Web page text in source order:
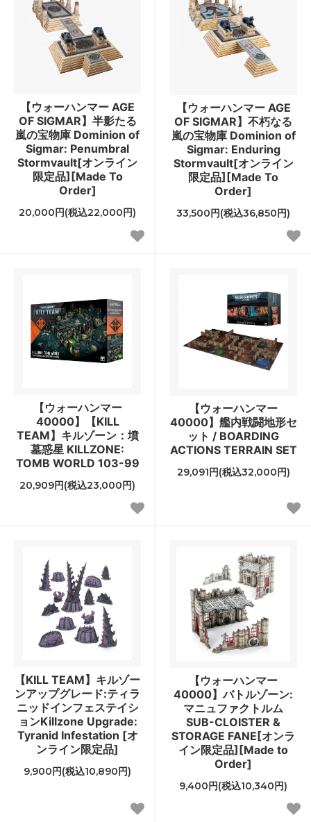
【ウォーハンマー AGE
OF SIGMAR】半影たる
嵐の宝物庫 Dominion of
Sigmar: Penumbral
Stormvault[オンライン
限定品][Made To
Order]
20,000円(税込22,000円)
【ウォーハンマー AGE
OF SIGMAR】不朽なる
嵐の宝物庫 Dominion of
Sigmar: Enduring
Stormvault[オンライン
限定品][Made To
Order]
33,500円(税込36,850円)
【ウォーハンマー
40000】【KILL
TEAM】キルゾーン：墳
墓惑星 KILLZONE:
TOMB WORLD 103-99
20,909円(税込23,000円)
【ウォーハンマー
40000】艦内戦闘地形セ
ット / BOARDING
ACTIONS TERRAIN SET
29,091円(税込32,000円)
【KILL TEAM】キルゾー
ンアップグレード:ティラ
ニッドインフェステイシ
ョンKillzone Upgrade:
Tyranid Infestation [オ
ンライン限定品]
9,900円(税込10,890円)
【ウォーハンマー
40000】バトルゾーン:
マニュファクトルム
SUB-CLOISTER &
STORAGE FANE[オンラ
イン限定品][Made to
Order]
9,400円(税込10,340円)